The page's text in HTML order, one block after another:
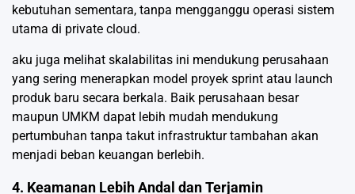
kebutuhan sementara, tanpa mengganggu operasi sistem
utama di private cloud.
aku juga melihat skalabilitas ini mendukung perusahaan
yang sering menerapkan model proyek sprint atau launch
produk baru secara berkala. Baik perusahaan besar
maupun UMKM dapat lebih mudah mendukung
pertumbuhan tanpa takut infrastruktur tambahan akan
menjadi beban keuangan berlebih.
4. Keamanan Lebih Andal dan Terjamin